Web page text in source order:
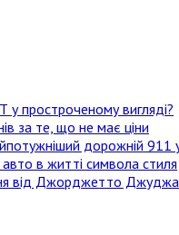
у простроченому вигляді?
за те, що не має ціни
дорожній 911
в житті символа стиля
від Джорджетто